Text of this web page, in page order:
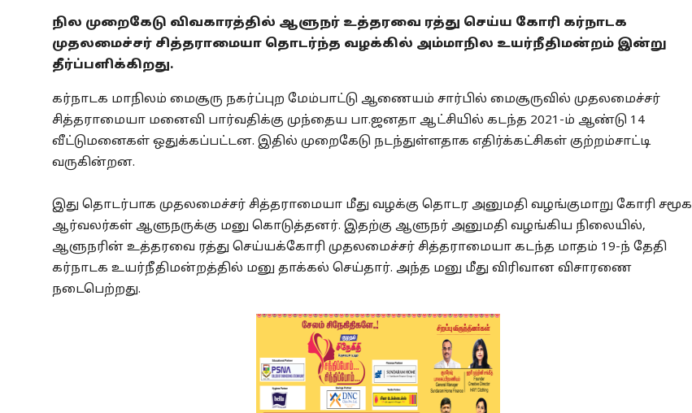
நில முறைகேடு விவகாரத்தில் ஆளுநர் உத்தரவை ரத்து செய்ய கோரி கர்நாடக
முதலமைச்சர் சித்தராமையா தொடர்ந்த வழக்கில் அம்மாநில உயர்நீதிமன்றம் இன்று
தீர்ப்பளிக்கிறது.
கர்நாடக மாநிலம் மைசூரு நகர்ப்புற மேம்பாட்டு ஆணையம் சார்பில் மைசூருவில் முதலமைச்சர்
சித்தராமையா மனைவி பார்வதிக்கு முந்தைய பா.ஜனதா ஆட்சியில் கடந்த 2021-ம் ஆண்டு 14
வீட்டுமனைகள் ஒதுக்கப்பட்டன. இதில் முறைகேடு நடந்துள்ளதாக எதிர்க்கட்சிகள் குற்றம்சாட்டி
வருகின்றன.
இது தொடர்பாக முதலமைச்சர் சித்தராமையா மீது வழக்கு தொடர அனுமதி வழங்குமாறு கோரி சமூக
ஆர்வலர்கள் ஆளுநருக்கு மனு கொடுத்தனர். இதற்கு ஆளுநர் அனுமதி வழங்கிய நிலையில்,
ஆளுநரின் உத்தரவை ரத்து செய்யக்கோரி முதலமைச்சர் சித்தராமையா கடந்த மாதம் 19-ந் தேதி
கர்நாடக உயர்நீதிமன்றத்தில் மனு தாக்கல் செய்தார். அந்த மனு மீது விரிவான விசாரணை
நடைபெற்றது.